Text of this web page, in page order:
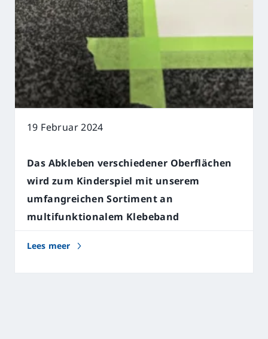
19 Februar 2024
Das Abkleben verschiedener Oberflächen
wird zum Kinderspiel mit unserem
umfangreichen Sortiment an
multifunktionalem Klebeband
Lees meer
Karriere